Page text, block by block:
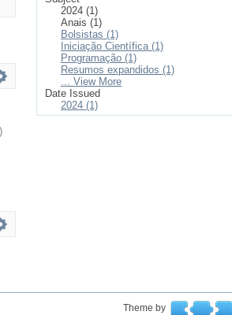
)
2024 (1)
Anais (1)
Bolsistas (1)
Iniciação Científica (1)
Programação (1)
Resumos expandidos (1)
... View More
Date Issued
2024 (1)
Theme by